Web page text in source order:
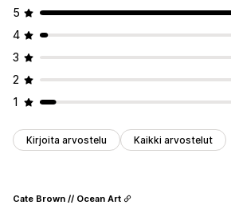
5
4
3
2
1
Kirjoita arvostelu Kaikki arvostelut
Cate Brown // Ocean Art